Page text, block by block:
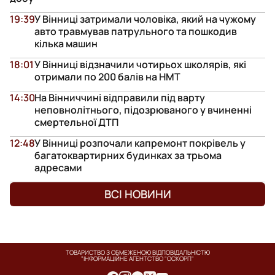
У Вінниці затримали чоловіка, який на чужому
авто травмував патрульного та пошкодив
кілька машин
19:39
У Вінниці відзначили чотирьох школярів, які
отримали по 200 балів на НМТ
18:01
На Вінниччині відправили під варту
неповнолітнього, підозрюваного у вчиненні
смертельної ДТП
14:30
У Вінниці розпочали капремонт покрівель у
багатоквартирних будинках за трьома
адресами
12:48
ВСІ НОВИНИ
ТОВАРИСТВО З ОБМЕЖЕНОЮ ВІДПОВІДАЛЬНІСТЮ
"ІНФОРМАЦІЙНЕ АГЕНТСТВО "ОСКОРП"